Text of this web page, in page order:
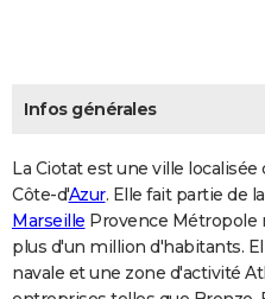
Infos générales
La Ciotat est une ville
Côte-d'Azur. Elle fait partie de
Marseille Provence Métropole
plus d'un million d'habitants.
navale et une zone d'activité